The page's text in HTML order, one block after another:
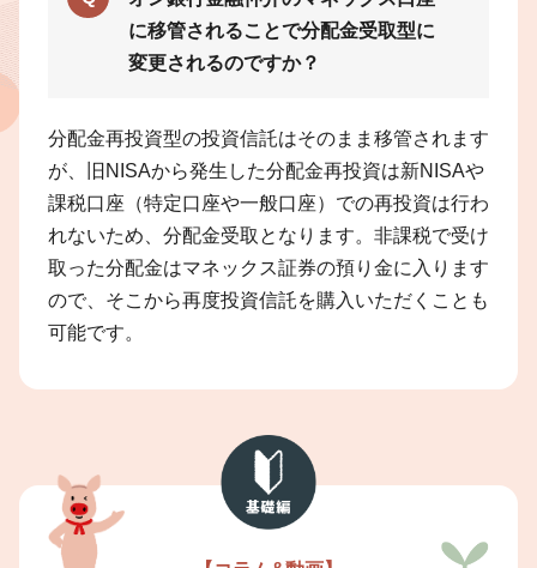
に移管されることで分配金受取型に
変更されるのですか？
分配金再投資型の投資信託はそのまま移管されます
が、旧NISAから発生した分配金再投資は新NISAや
課税口座（特定口座や一般口座）での再投資は行わ
れないため、分配金受取となります。非課税で受け
取った分配金はマネックス証券の預り金に入ります
ので、そこから再度投資信託を購入いただくことも
可能です。